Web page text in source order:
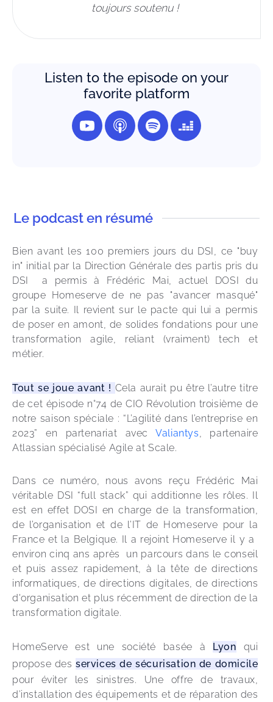
toujours soutenu !
Listen to the episode on your
favorite platform
Le podcast en résumé
Bien avant les 100 premiers jours du DSI, ce "buy
in" initial par la Direction Générale des partis pris du
DSI  a permis à Frédéric Mai, actuel DOSI du
groupe Homeserve de ne pas "avancer masqué"
par la suite. Il revient sur le pacte qui lui a permis
de poser en amont, de solides fondations pour une
transformation agile, reliant (vraiment) tech et
métier.
Tout se joue avant ! Cela aurait pu être l’autre titre
de cet épisode n°74 de CIO Révolution troisième de
notre saison spéciale : “L’agilité dans l’entreprise en
2023” en partenariat avec
Valiantys , partenaire
Atlassian spécialisé Agile at Scale.
Dans ce numéro, nous avons reçu Frédéric Mai
véritable DSI “full stack” qui additionne les rôles. Il
est en effet DOSI en charge de la transformation,
de l’organisation et de l’IT de Homeserve pour la
France et la Belgique. Il a rejoint Homeserve il y a
environ cinq ans après  un parcours dans le conseil
et puis assez rapidement, à la tête de directions
informatiques, de directions digitales, de directions
d'organisation et plus récemment de direction de la
transformation digitale.
HomeServe est une société basée à Lyon qui
propose des services de sécurisation de domicile
pour éviter les sinistres. Une offre de travaux,
d’installation des équipements et de réparation des